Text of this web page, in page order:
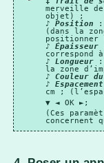
merveille de
objet) ;
♪Position
(dans la
♪Épaisseur
♪Longueur
la zone
♪Couleur
♪Espacement
cm ;
▼ ◄ OK ►;
(Ces
concernent